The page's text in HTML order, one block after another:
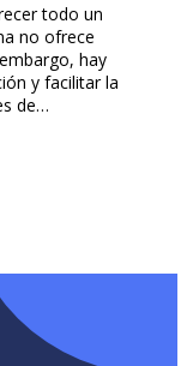
todo un
no ofrece
hay
y facilitar la
de…